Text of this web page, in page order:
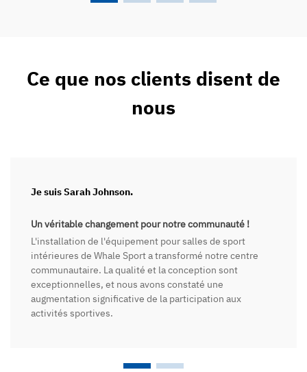
Ce que nos clients disent de
nous
Je suis Sarah Johnson.
Un véritable changement pour notre communauté !
L'installation de l'équipement pour salles de sport
intérieures de Whale Sport a transformé notre centre
communautaire. La qualité et la conception sont
exceptionnelles, et nous avons constaté une
augmentation significative de la participation aux
activités sportives.